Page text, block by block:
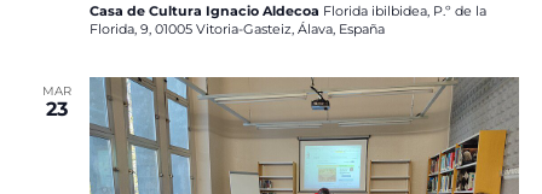
Casa de Cultura Ignacio Aldecoa Florida ibilbidea, P.º de la
Florida, 9, 01005 Vitoria-Gasteiz, Álava, España
MAR
23